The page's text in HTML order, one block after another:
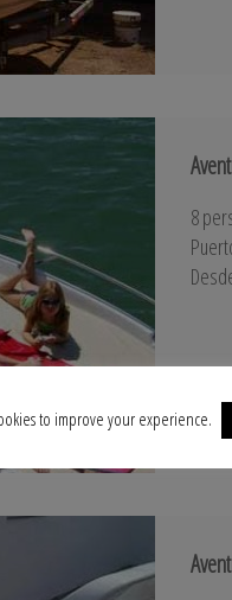
8
to improve your experience.